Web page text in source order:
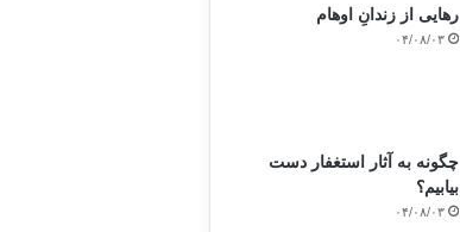
رهایی از زندانِ اوهام
۰۴/۰۸/۰۳
چگونه به آثار استغفار دست
بیابیم؟
۰۴/۰۸/۰۳